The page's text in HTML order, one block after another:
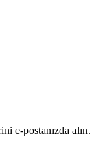
e-postanızda alın.